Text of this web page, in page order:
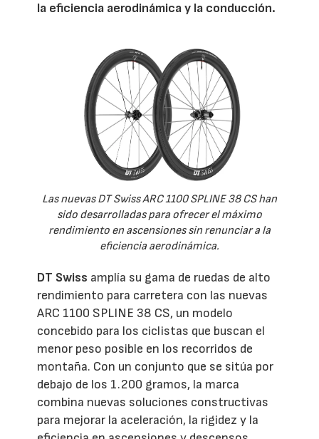
la eficiencia aerodinámica y la conducción.
Las nuevas DT Swiss ARC 1100 SPLINE 38 CS han
sido desarrolladas para ofrecer el máximo
rendimiento en ascensiones sin renunciar a la
eficiencia aerodinámica.
DT Swiss amplía su gama de ruedas de alto
rendimiento para carretera con las nuevas
ARC 1100 SPLINE 38 CS, un modelo
concebido para los ciclistas que buscan el
menor peso posible en los recorridos de
montaña. Con un conjunto que se sitúa por
debajo de los 1.200 gramos, la marca
combina nuevas soluciones constructivas
para mejorar la aceleración, la rigidez y la